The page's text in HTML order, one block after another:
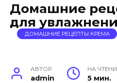
Домашние
для
ДОМАШНИЕ РЕЦЕПТЫ КРЕМА
АВТОР
admin
НА
5 мин.